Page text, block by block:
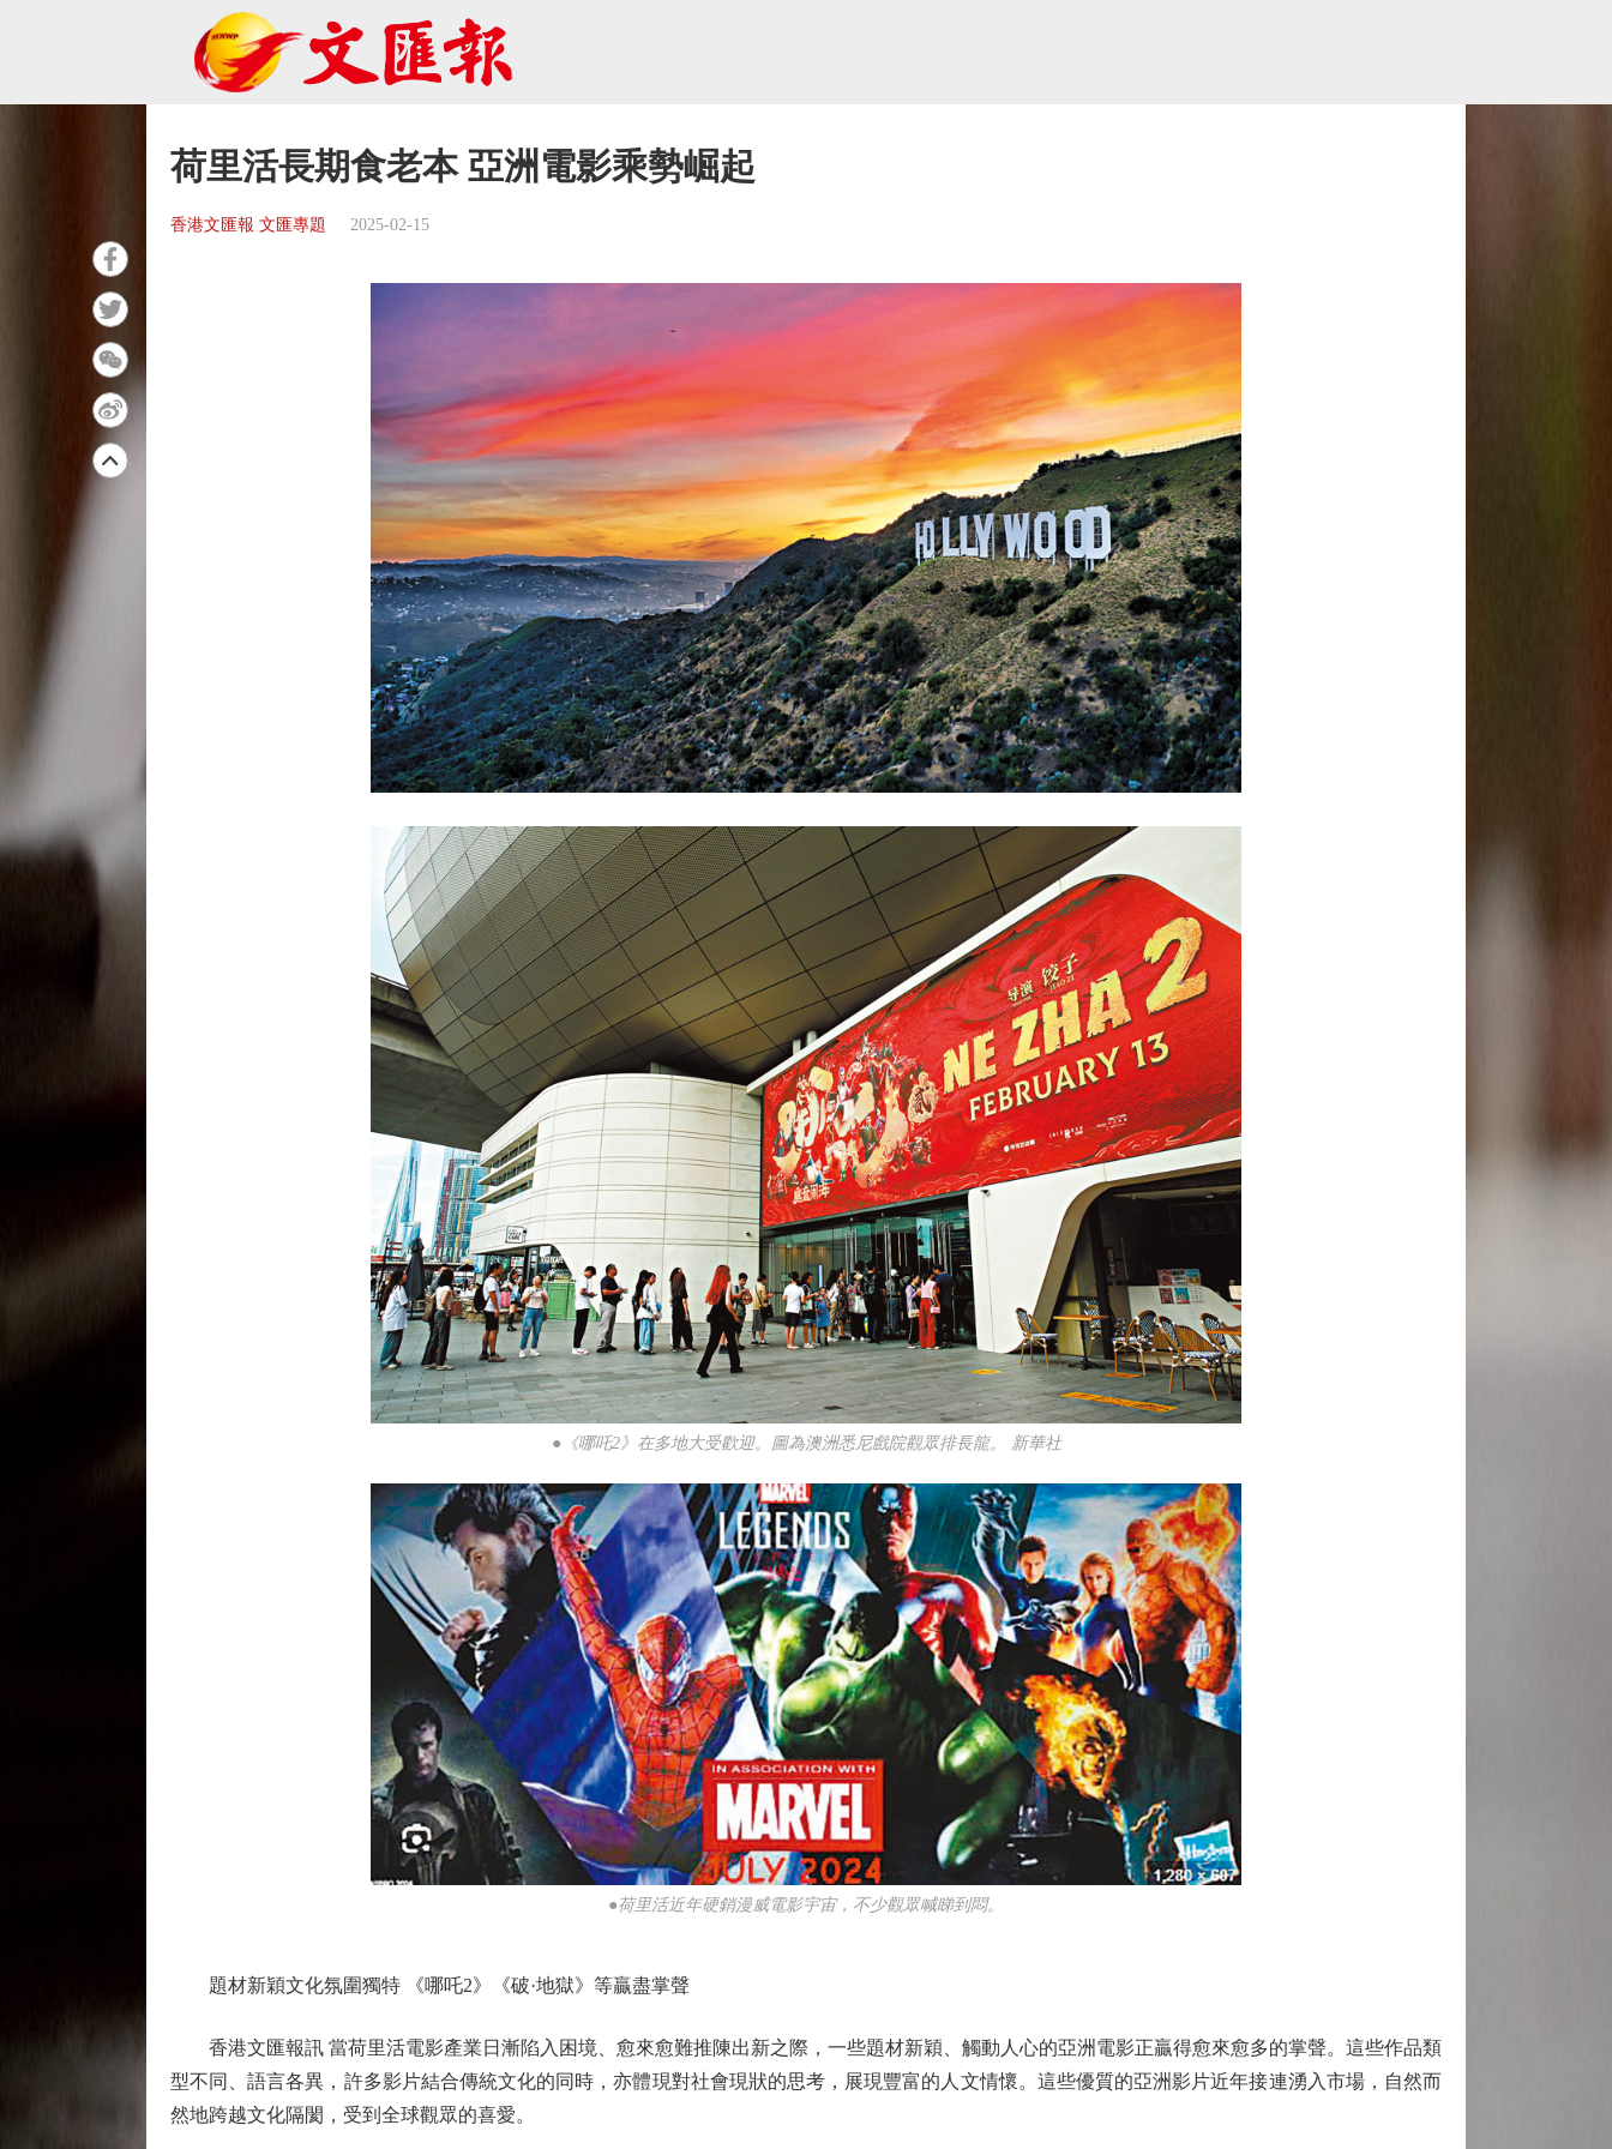
荷里活長期食老本 亞洲電影乘勢崛起
香港文匯報 文匯專題 2025-02-15
●《哪吒2》在多地大受歡迎。圖為澳洲悉尼戲院觀眾排長龍。 新華社
●荷里活近年硬銷漫威電影宇宙，不少觀眾喊睇到悶。
題材新穎文化氛圍獨特 《哪吒2》《破·地獄》等贏盡掌聲
香港文匯報訊 當荷里活電影產業日漸陷入困境、愈來愈難推陳出新之際，一些題材新穎、觸動人心的亞洲電影正贏得愈來愈多的掌聲。這些作品類
型不同、語言各異，許多影片結合傳統文化的同時，亦體現對社會現狀的思考，展現豐富的人文情懷。這些優質的亞洲影片近年接連湧入市場，自然而
然地跨越文化隔閡，受到全球觀眾的喜愛。